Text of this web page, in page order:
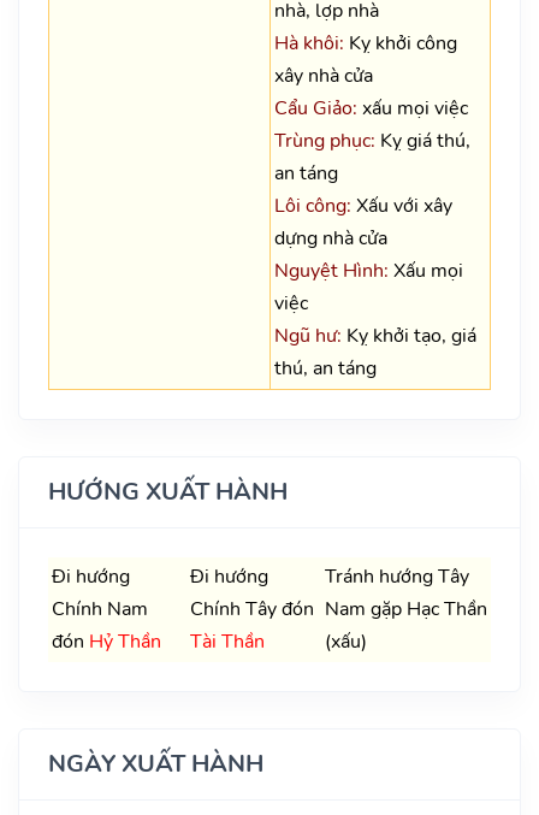
nhà, lợp nhà
Hà khôi: Kỵ khởi công
xây nhà cửa
Cẩu Giảo: xấu mọi việc
Trùng phục: Kỵ giá thú,
an táng
Lôi công: Xấu với xây
dựng nhà cửa
Nguyệt Hình: Xấu mọi
việc
Ngũ hư: Kỵ khởi tạo, giá
thú, an táng
HƯỚNG XUẤT HÀNH
Đi hướng
Chính Nam
đón Hỷ Thần
Đi hướng
Chính Tây đón
Tài Thần
Tránh hướng Tây
Nam gặp Hạc Thần
(xấu)
NGÀY XUẤT HÀNH